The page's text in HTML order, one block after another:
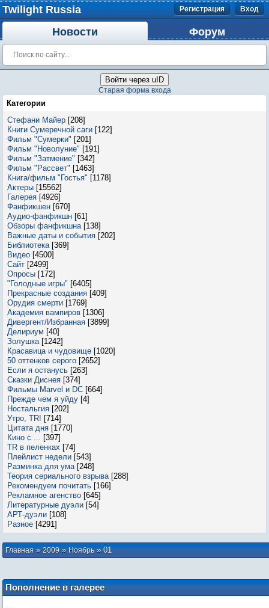
Twilight Russia Регистрация Вход
Новости Форум
Войти через uID
Старая форма входа
Категории
Стефани Майер [208]
Книги Сумеречной саги [122]
Фильм "Сумерки" [201]
Фильм "Новолуние" [191]
Фильм "Затмение" [342]
Фильм "Рассвет" [1463]
Книга/фильм "Гостья" [1178]
Актеры [15562]
Галерея [4926]
Фанфикшен [670]
Аудио-фанфикшн [61]
Обзоры фанфикшна [138]
Важные даты и события [202]
Библиотека [369]
Видео [4500]
Сайт [2499]
Опросы [172]
"Голодные игры" [6405]
Прекрасные создания [409]
Орудия смерти [1769]
Академия вампиров [1306]
Дивергент/Избранная [3899]
Делириум [40]
Золушка [1242]
Красавица и чудовище [1020]
50 оттенков серого [2652]
Если я останусь [263]
Сказки Диснея [374]
Фильмы Marvel и DC [664]
Прежде чем я уйду [4]
Ностальгия [202]
Утро, TR! [714]
Цитата дня [1770]
Кино с ... [397]
TR в пеленках [74]
Плейлист недели [543]
Разминка для ума [248]
Теория сериального взрыва [288]
Рекомендуем почитать [166]
Рекламное агенство [645]
Литературные дуэли [54]
АРТ-дуэли [108]
Разное [4291]
Главная»2009 » Ноябрь » 01
Пополнение в галерее